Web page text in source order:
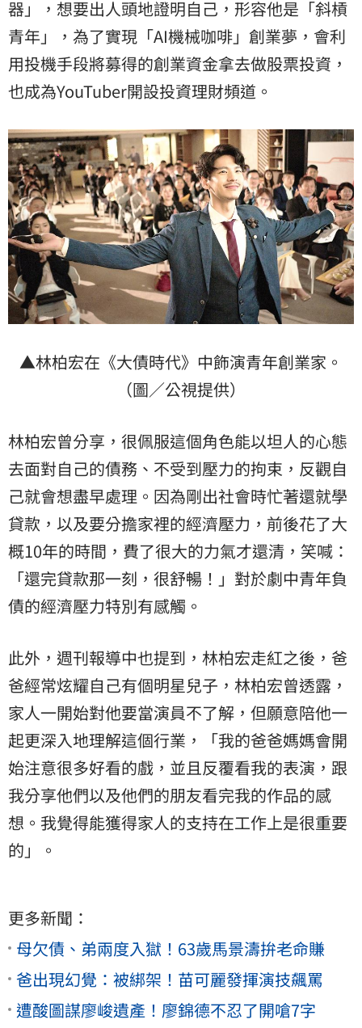
器」，想要出人頭地證明自己，形容他是「斜槓
青年」，為了實現「AI機械咖啡」創業夢，會利
用投機手段將募得的創業資金拿去做股票投資，
也成為YouTuber開設投資理財頻道。
▲林柏宏在《大債時代》中飾演青年創業家。
（圖／公視提供）
林柏宏曾分享，很佩服這個角色能以坦人的心態
去面對自己的債務、不受到壓力的拘束，反觀自
己就會想盡早處理。因為剛出社會時忙著還就學
貸款，以及要分擔家裡的經濟壓力，前後花了大
概10年的時間，費了很大的力氣才還清，笑喊：
「還完貸款那一刻，很舒暢！」對於劇中青年負
債的經濟壓力特別有感觸。
此外，週刊報導中也提到，林柏宏走紅之後，爸
爸經常炫耀自己有個明星兒子，林柏宏曾透露，
家人一開始對他要當演員不了解，但願意陪他一
起更深入地理解這個行業，「我的爸爸媽媽會開
始注意很多好看的戲，並且反覆看我的表演，跟
我分享他們以及他們的朋友看完我的作品的感
想。我覺得能獲得家人的支持在工作上是很重要
的」。
更多新聞：
母欠債、弟兩度入獄！63歲馬景濤拚老命賺
爸出現幻覺：被綁架！苗可麗發揮演技飆罵
遭酸圖謀廖峻遺產！廖錦德不忍了開嗆7字